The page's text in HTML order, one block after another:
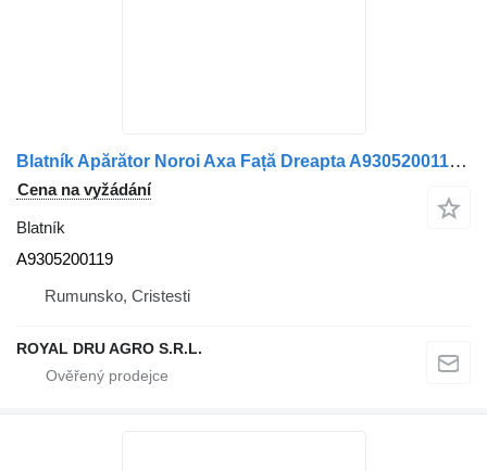
Blatník Apărător Noroi Axa Față Dreapta A9305200119 pro nákladní auta Mercedes-Benz
Cena na vyžádání
Blatník
A9305200119
Rumunsko, Cristesti
ROYAL DRU AGRO S.R.L.